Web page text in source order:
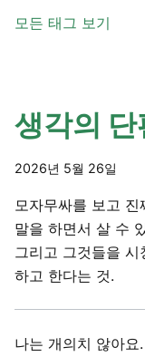
모든 태그 보기
생각의 단
2026년 5월 26일
모자무싸를 보고
말을 하면서 살 수
그리고 그것들을
하고 한다는 것.
나는 개의치 않아요.